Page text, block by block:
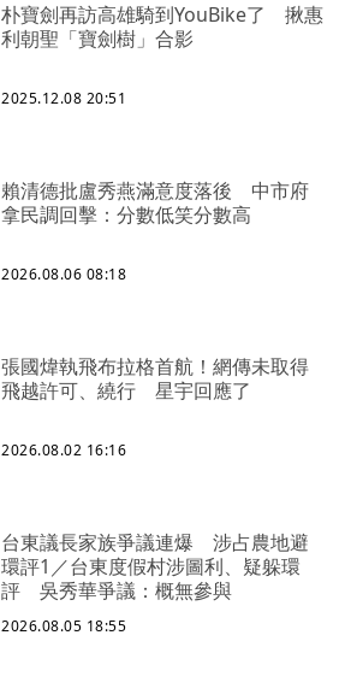
朴寶劍再訪高雄騎到YouBike了 揪惠
利朝聖「寶劍樹」合影
2025.12.08 20:51
賴清德批盧秀燕滿意度落後 中市府
拿民調回擊：分數低笑分數高
2026.08.06 08:18
張國煒執飛布拉格首航！網傳未取得
飛越許可、繞行 星宇回應了
2026.08.02 16:16
台東議長家族爭議連爆 涉占農地避
環評1／台東度假村涉圖利、疑躲環
評 吳秀華爭議：概無參與
2026.08.05 18:55